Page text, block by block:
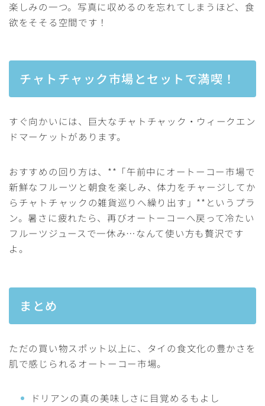
Follow Me
楽しみの一つ。写真に収めるのを忘れてしまうほど、食
欲をそそる空間です！
チャトチャック市場とセットで満喫！
すぐ向かいには、巨大なチャトチャック・ウィークエン
ドマーケットがあります。
おすすめの回り方は、**「午前中にオートーコー市場で
新鮮なフルーツと朝食を楽しみ、体力をチャージしてか
らチャトチャックの雑貨巡りへ繰り出す」**というプラ
ン。暑さに疲れたら、再びオートーコーへ戻って冷たい
フルーツジュースで一休み…なんて使い方も贅沢です
よ。
まとめ
ただの買い物スポット以上に、タイの食文化の豊かさを
肌で感じられるオートーコー市場。
ドリアンの真の美味しさに目覚めるもよし